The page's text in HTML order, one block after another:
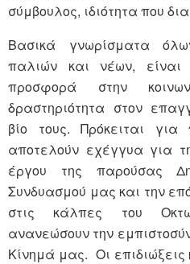
σύμβουλος, ιδιότητα που
Βασικά γνωρίσματα
παλιών και νέων,
προσφορά στην
δραστηριότητα στον
βίο τους. Πρόκειται
αποτελούν εχέγγυα για
έργου της παρούσας
Συνδυασμού μας και την
στις κάλπες του
ανανεώσουν την
Κίνημά μας. Οι επιδιώξεις